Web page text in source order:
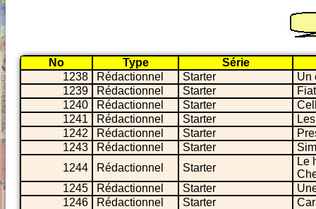
No Type
Série
1238
Rédactionnel Starter
Un
1239
Rédactionnel Starter
1240
Rédactionnel Starter
1241
Rédactionnel Starter
1242
Rédactionnel Starter
1243
Rédactionnel Starter
1244
Rédactionnel Starter
Le
1245
Rédactionnel Starter
1246
Rédactionnel Starter